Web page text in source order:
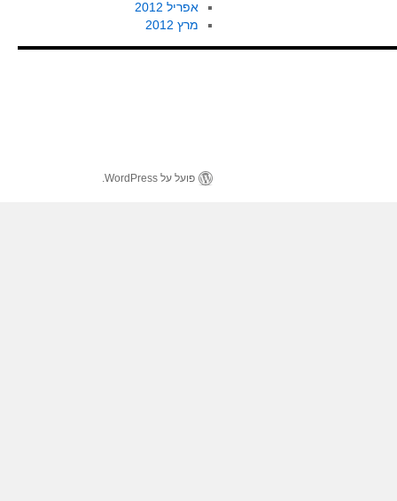
אפריל 2012
מרץ 2012
פועל על WordPress.